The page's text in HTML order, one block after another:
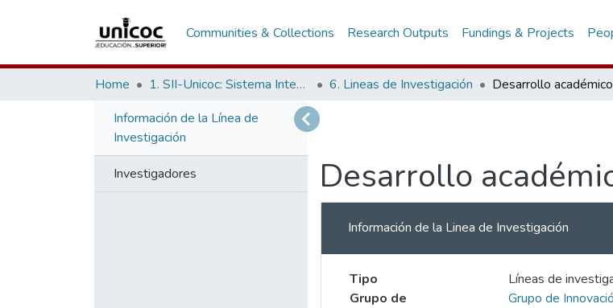
Communities & Collections Research Outputs Fundings & Projects
Home 1. SII-Unicoc: Sistema Integrado de Investigación 6. Lineas de Investigación
Información de la Línea de
Investigación
Investigadores Desarrollo
Información de la Linea de Investigación
Tipo
Líneas de
Grupo de
Grupo de